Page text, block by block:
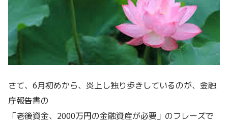
さて、6月初めから、炎上し独り歩きしているのが、金融
庁報告書の
「老後資金、2000万円の金融資産が必要」のフレーズで